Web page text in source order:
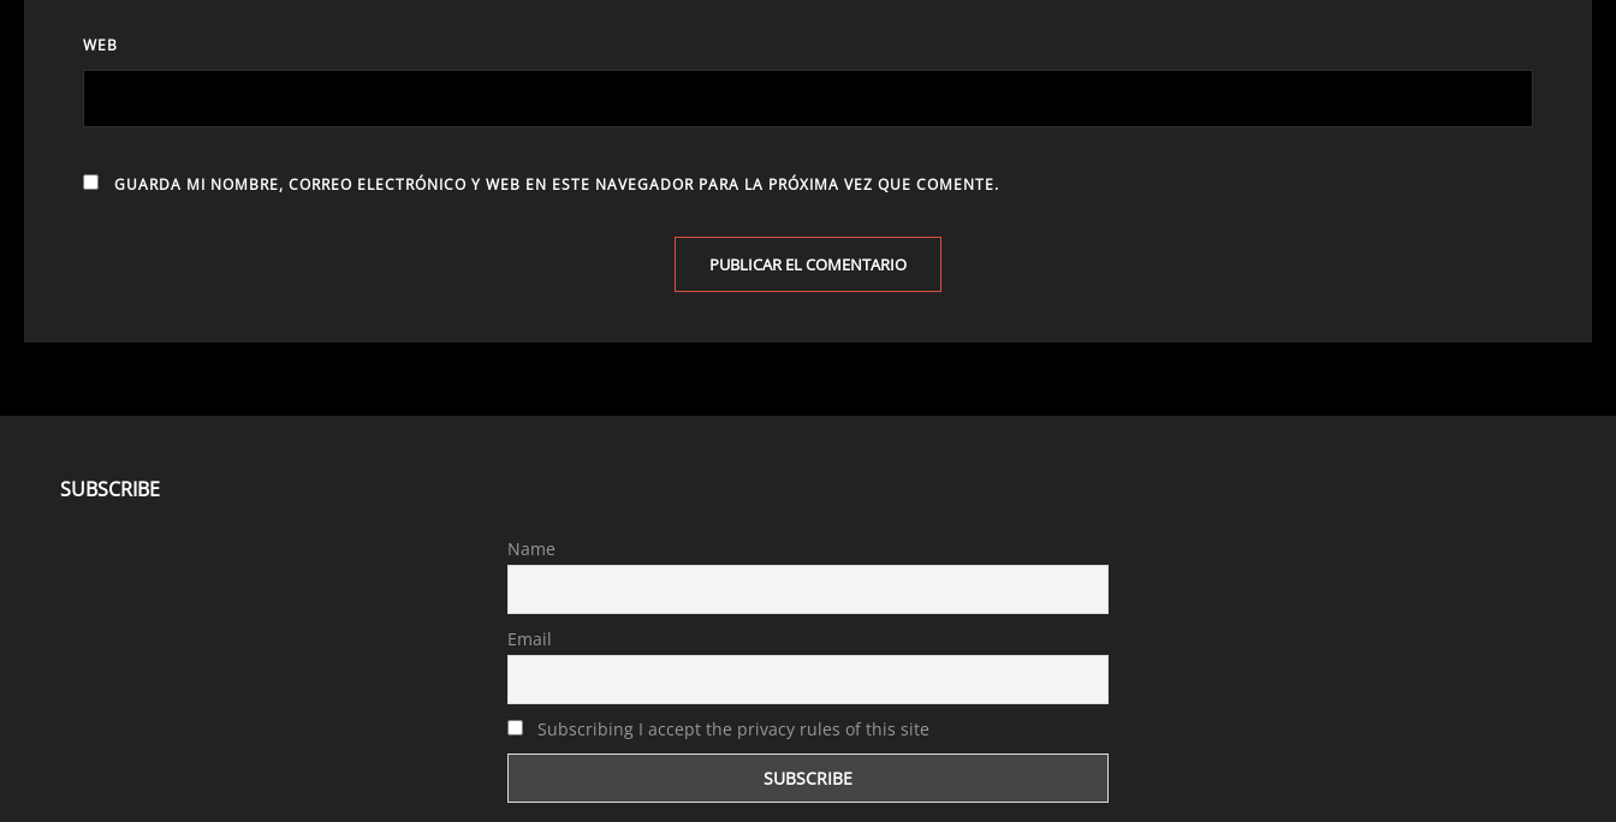
WEB
GUARDA MI NOMBRE, CORREO ELECTRÓNICO Y WEB EN ESTE NAVEGADOR PARA LA PRÓXIMA VEZ QUE COMENTE.
SUBSCRIBE
Name
Email
Subscribing I accept the privacy rules of this site